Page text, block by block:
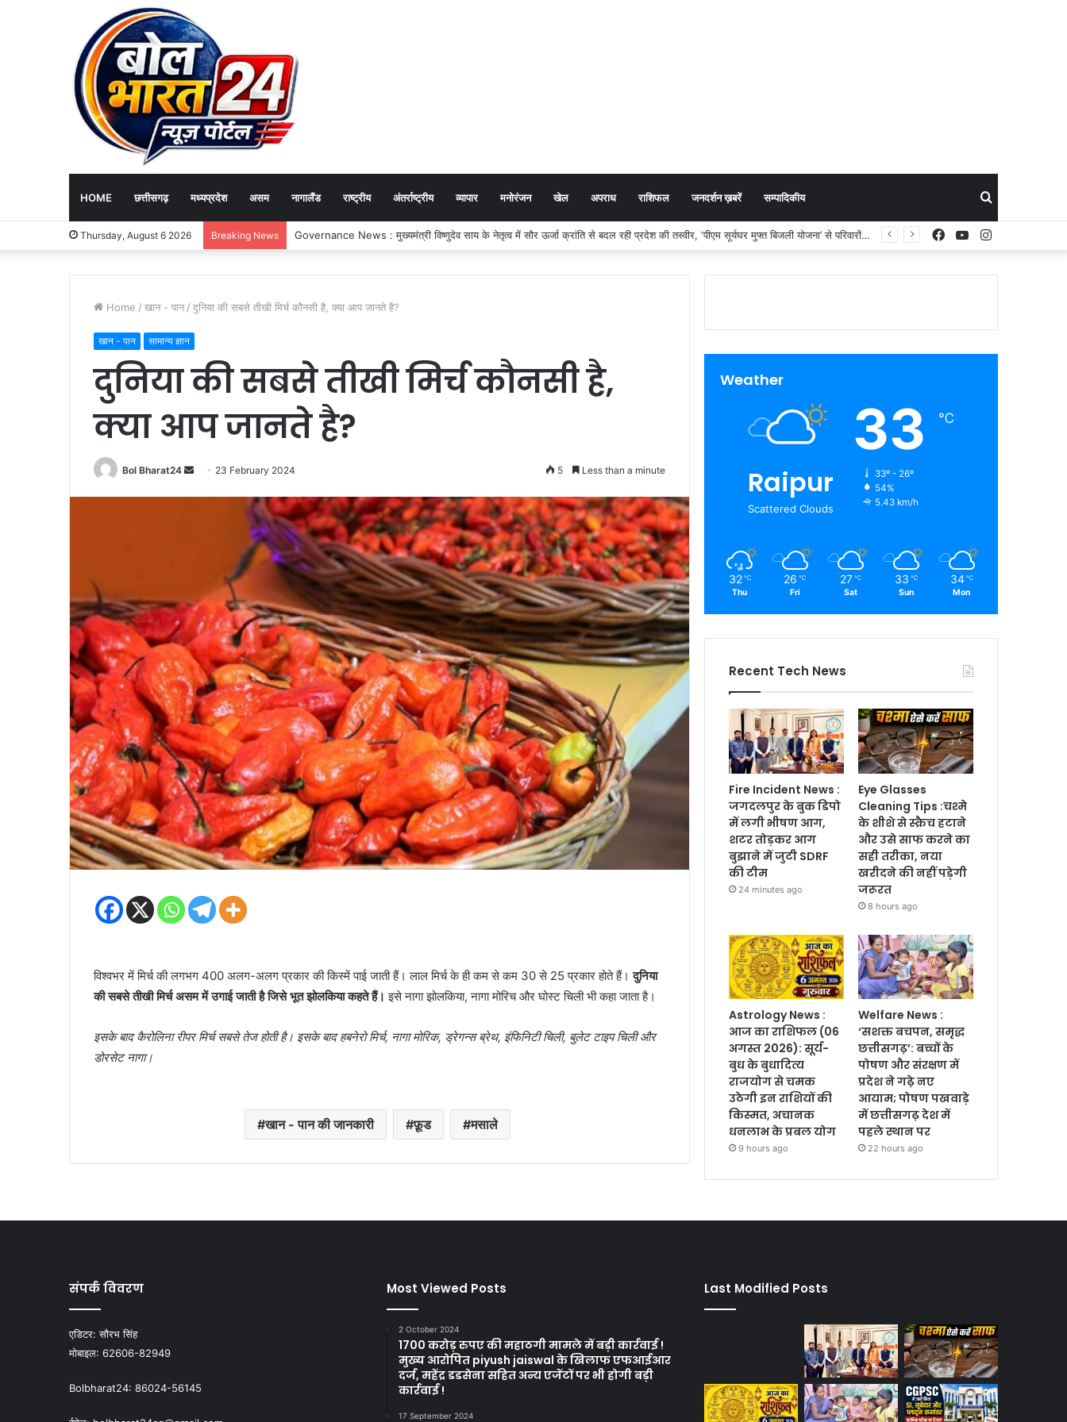
HOME छत्तीसगढ़ मध्यप्रदेश असम नागालैंड राष्ट्रीय अंतर्राष्ट्रीय व्यापार मनोरंजन खेल अपराध राशिफल जनदर्शन ख़बरें सम्पादिकीय
for
Thursday, August 6 2026 Breaking News Fire Incident News : जगदलपुर के बुक डिपो में लगी भीषण आग, शटर तोड़कर आग बुझाने में जुटी SDRF की टीम Instagram
YouTube
Facebook
Home / खान - पान / दुनिया की सबसे तीखी मिर्च कौनसी है, क्या आप जानते है?
खान - पान सामान्य ज्ञान
दुनिया की सबसे तीखी मिर्च कौनसी है,
क्या आप जानते है?
Bol Bharat24
Send 23 February 2024 5 Less than a minute
विश्वभर में मिर्च की लगभग 400 अलग-अलग प्रकार की किस्में पाई जाती हैं। लाल मिर्च के ही कम से कम 30 से 25 प्रकार होते हैं।दुनिया
की सबसे तीखी मिर्च असम में उगाई जाती है जिसे भूत झोलकिया कहते हैं। इसे नागा झोलकिया, नागा मोरिच और घोस्ट चिली भी कहा जाता है।
इसके बाद कैरोलिना रीपर मिर्च सबसे तेज होती है। इसके बाद हबनेरो मिर्च, नागा मोरिक, ड्रेगन्स ब्रेथ, इंफिनिटी चिली, बुलेट टाइप चिली और
डोरसेट नागा।
खान - पान की जानकारी फ़ूड मसाले
Weather
Raipur
Scattered Clouds
33 ℃
33º - 26º
54%
5.43 km/h
32 ℃
Thu
26 ℃
Fri
27 ℃
Sat
33 ℃
Sun
34 ℃
Mon
Recent Tech News
Fire Incident News :
जगदलपुर के बुक डिपो
में लगी भीषण आग,
शटर तोड़कर आग
बुझाने में जुटी SDRF
की टीम
24 minutes ago
Eye Glasses
Cleaning Tips :चश्मे
के शीशे से स्क्रैच हटाने
और उसे साफ करने का
सही तरीका, नया
खरीदने की नहीं पड़ेगी
जरूरत
8 hours ago
Astrology News :
आज का राशिफल (06
अगस्त 2026): सूर्य-
बुध के बुधादित्य
राजयोग से चमक
उठेगी इन राशियों की
किस्मत, अचानक
धनलाभ के प्रबल योग
9 hours ago
Welfare News :
‘सशक्त बचपन, समृद्ध
छत्तीसगढ़’: बच्चों के
पोषण और संरक्षण में
प्रदेश ने गढ़े नए
आयाम; पोषण पखवाड़े
में छत्तीसगढ़ देश में
पहले स्थान पर
22 hours ago
संपर्क विवरण
एडिटर:सौरभ सिंह
मोबाइल: 62606-82949
Bolbharat24: 86024-56145
Most Viewed Posts
2 October 2024
1700 करोड़ रुपए की महाठगी मामले में बड़ी कार्रवाई !
मुख्य आरोपित piyush jaiswal के खिलाफ एफआईआर
दर्ज, महेंद्र डडसेना सहित अन्य एजेंटों पर भी होगी बड़ी
कार्रवाई !
17 September 2024
Last Modified Posts